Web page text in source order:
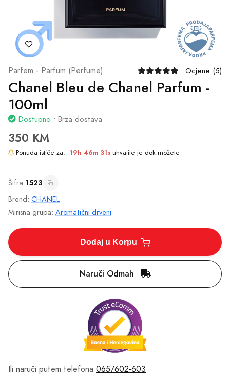
Parfem - Parfum (Perfume) Ocjene (5)
Chanel Bleu de Chanel Parfum -
100ml
Dostupno • Brza dostava
350 KM
Ponuda ističe za: 19h 46m 31s uhvatite je dok možete
Šifra:1523
Brend: CHANEL
Mirisna grupa: Aromatični drveni
Dodaj u Korpu
Naruči Odmah
Ili naruči putem telefona 065/602-603